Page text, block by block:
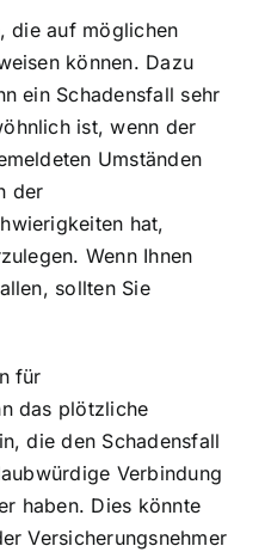
die auf möglichen
können. Dazu
ein Schadensfall sehr
ist, wenn der
Umständen
der
hat,
Wenn Ihnen
sollten Sie
für
das plötzliche
die den Schadensfall
Verbindung
haben. Dies könnte
Versicherungsnehmer